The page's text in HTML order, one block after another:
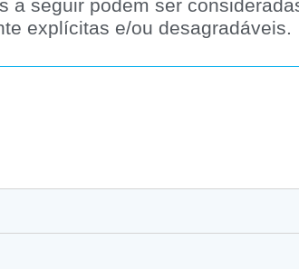
a seguir podem ser
explícitas e/ou desagradáveis.